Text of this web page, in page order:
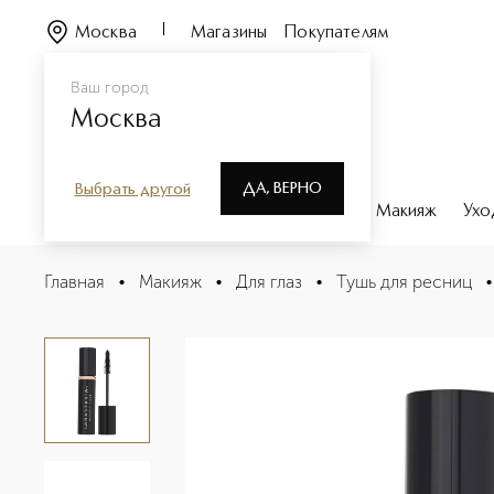
Ваш город
Москва
Выбрать другой ДА, ВЕРНО
Москва Магазины Покупателям
Парфюмерия Макияж
LASH SCULPT Тушь для ресниц удлиняющая объемная
Главная • Макияж • Для глаз • Тушь для ресниц •